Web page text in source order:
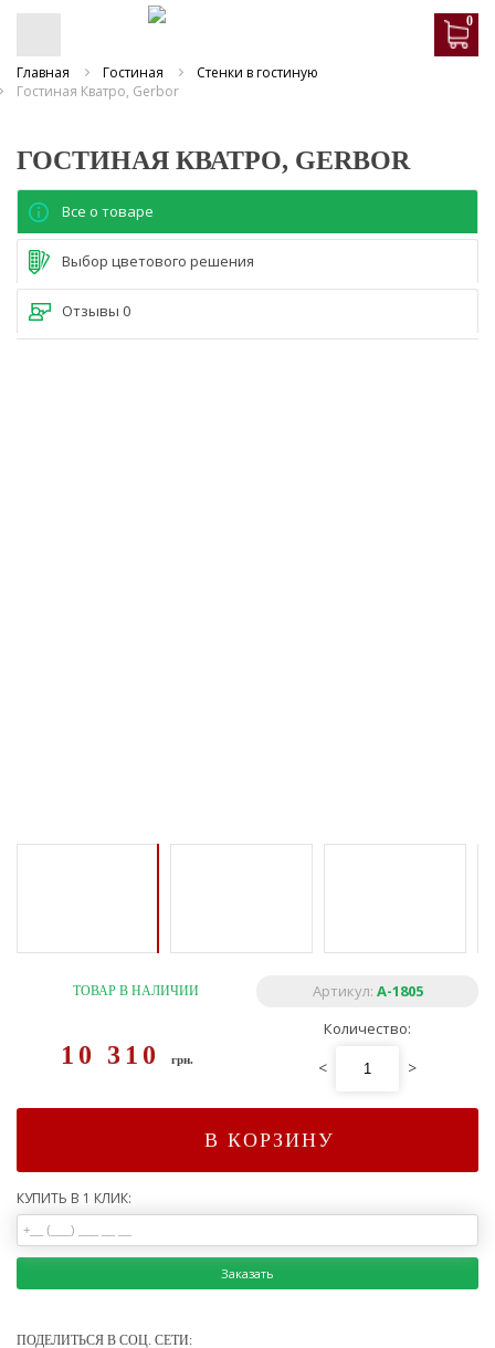
0
Главная Гостиная
Стенки в гостиную
Гостиная Кватро, Gerbor
ГОСТИНАЯ КВАТРО, GERBOR
Все о товаре
Выбор цветового решения
Отзывы 0
ТОВАР В НАЛИЧИИ Артикул: A-1805
10 310грн.
Количество:
< >
В КОРЗИНУ
КУПИТЬ В 1 КЛИК:
Заказать
ПОДЕЛИТЬСЯ В СОЦ. СЕТИ: